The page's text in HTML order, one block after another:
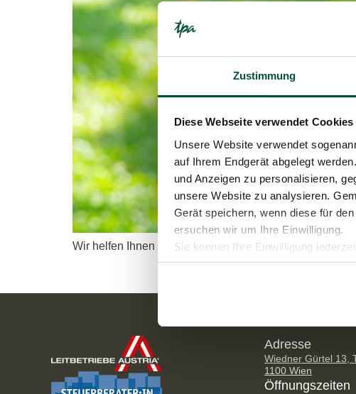
Zustimmung
Diese Webseite verwendet Cookies
Unsere Website verwendet
auf Ihrem Endgerät abgelegt
und Anzeigen zu personalisieren,
unsere Website zu analysieren.
Gerät speichern, wenn diese für
ersuchen wir um Ihre Einwilligung.
Sie können Ihre Einwilligung
Wir helfen Ihnen bei der Entwicklung einer
Adresse
Wiedner Gürtel 13,
1100 Wien
Öffnungszeiten